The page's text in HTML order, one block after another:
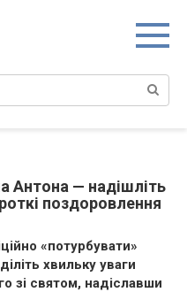
Антона — надішліть
поздоровлення
«потурбувати»
хвильку уваги
зі святом, надіславши